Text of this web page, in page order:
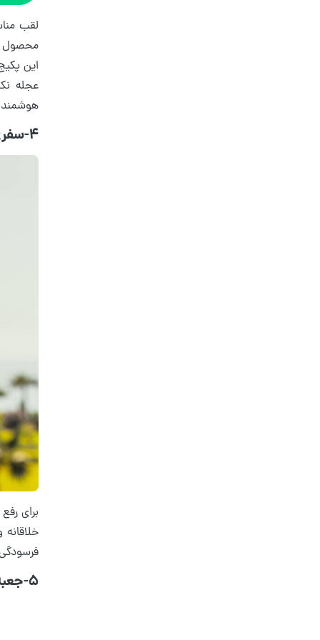
لقب
محصول
این
عجله
4-سفری کوتاه، هدیه‌ای خالص
برای
5-جعبه شکلات